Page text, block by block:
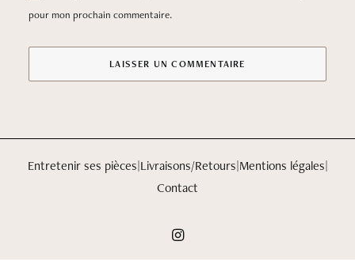
pour mon prochain commentaire.
Entretenir ses pièces|Livraisons/Retours|Mentions légales|
Contact